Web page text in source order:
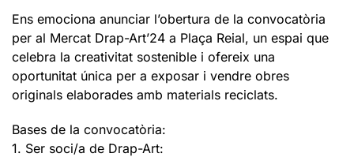
Ens emociona anunciar l’obertura de la convocatòria
per al Mercat Drap-Art’24 a Plaça Reial, un espai que
celebra la creativitat sostenible i ofereix una
oportunitat única per a exposar i vendre obres
originals elaborades amb materials reciclats.
Bases de la convocatòria:
1. Ser soci/a de Drap-Art: